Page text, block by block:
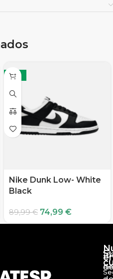
-17%
Nike Dunk Low- White
Black
89,99€ 74,99 €
de